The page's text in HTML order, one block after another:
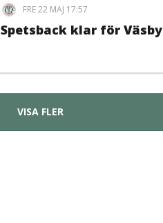
FRE 22 MAJ 17:57
Spetsback klar för Väsby
VISA FLER